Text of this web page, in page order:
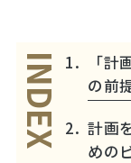
INDEX
「
の前
計画
めの